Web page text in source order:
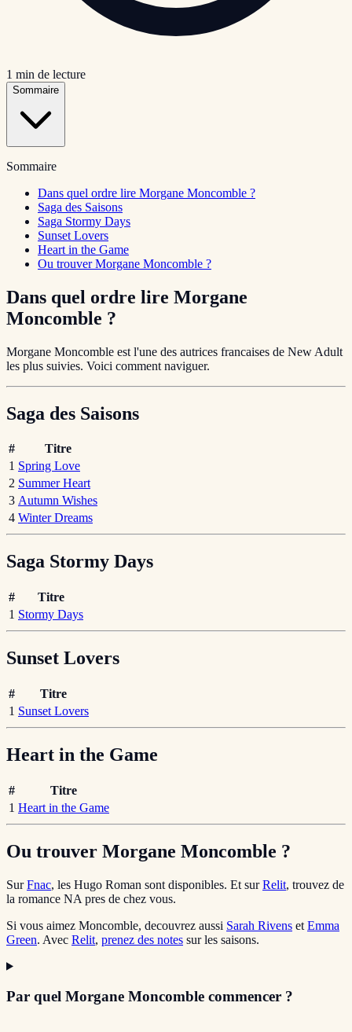
1 min de lecture
Sommaire
Sommaire
Dans quel ordre lire Morgane Moncomble ?
Saga des Saisons
Saga Stormy Days
Sunset Lovers
Heart in the Game
Ou trouver Morgane Moncomble ?
Dans quel ordre lire Morgane
Moncomble ?
Morgane Moncomble est l'une des autrices francaises de New Adult
les plus suivies. Voici comment naviguer.
Saga des Saisons
#
Titre
1 Spring Love
2 Summer Heart
3 Autumn Wishes
4 Winter Dreams
Saga Stormy Days
#
Titre
1 Stormy Days
Sunset Lovers
#
Titre
1 Sunset Lovers
Heart in the Game
#
Titre
1 Heart in the Game
Ou trouver Morgane Moncomble ?
SurFnac, les Hugo Roman sont disponibles. Et surRelit, trouvez de
la romance NA pres de chez vous.
Si vous aimez Moncomble, decouvrez aussi Sarah Rivens et Emma
Green. Avec Relit, prenez des notes sur les saisons.
Par quel Morgane Moncomble commencer ?